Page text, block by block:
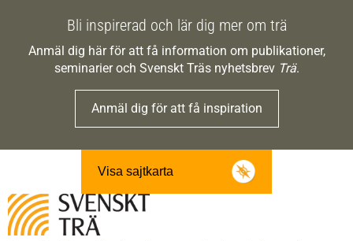
Bli inspirerad och lär dig mer om trä
Anmäl dig här för att få information om publikationer,
seminarier och Svenskt Träs nyhetsbrev Trä.
Anmäl dig för att få inspiration
Visa sajtkarta